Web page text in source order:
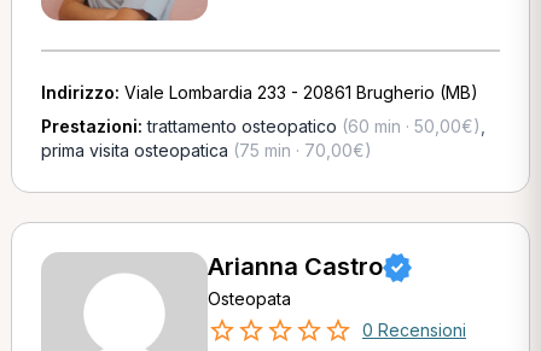
Indirizzo: Viale Lombardia 233 - 20861 Brugherio (MB)
Prestazioni:trattamento osteopatico (60 min · 50,00€)
prima visita osteopatica (75 min · 70,00€)
Arianna Castro
Osteopata
0 Recensioni